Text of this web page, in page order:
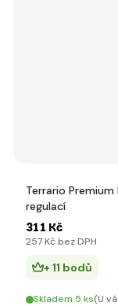
Terrario
regulací
311 Kč
257 Kč bez DPH
+ 11 bodů
Skladem 5 ks(U